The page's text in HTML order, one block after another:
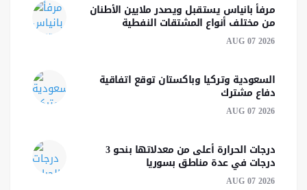
مرفأ بانياس يستقبل ويصدر ملايين الأطنان
من مختلف أنواع المشتقات النفطية
AUG 07 2026
السعودية وتركيا وباكستان توقع اتفاقية
دفاع مشترك
AUG 07 2026
درجات الحرارة أعلى من معدلاتها بنحو 3
درجات في عدة مناطق بسوريا
AUG 07 2026